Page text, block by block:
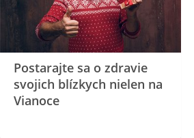
Postarajte sa o zdravie
svojich blízkych nielen na
Vianoce